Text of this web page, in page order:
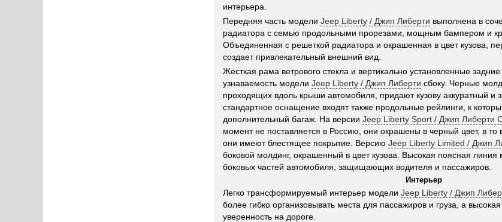
интерьера.
Передняя часть модели Jeep Liberty / Джип Либерти выполнена в
радиатора с семью продольными прорезами, мощным бампером и
Объединенная с решеткой радиатора и окрашенная в цвет кузова,
создает привлекательный внешний вид.
Жесткая рама ветрового стекла и вертикально установленные
узнаваемость модели Jeep Liberty / Джип Либерти сбоку. Черные
проходящих вдоль крыши автомобиля, придают кузову аккуратный и
стандартное оснащение входят также продольные рейлинги, к
дополнительный багаж. На версии Jeep Liberty Sport / Джип Либерти
момент не поставляется в Россию, они окрашены в черный цвет, в то
они имеют блестящее покрытие. Версию Jeep Liberty Limited / Джип
боковой молдинг, окрашенный в цвет кузова. Высокая поясная
боковых частей автомобиля, защищающих водителя и пассажиров.
Интерьер
Легко трансформируемый интерьер модели Jeep Liberty / Джип
более гибко организовывать места для пассажиров и груза, а
уверенность на дороге.